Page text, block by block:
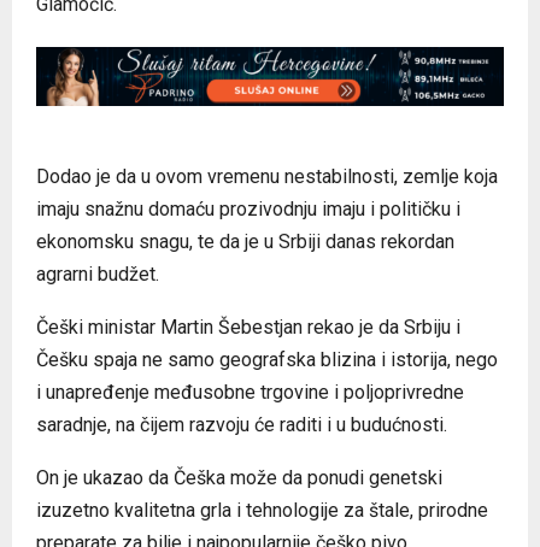
Dodao je da u ovom vremenu nestabilnosti, zemlje koja
imaju snažnu domaću prozivodnju imaju i političku i
ekonomsku snagu, te da je u Srbiji danas rekordan
agrarni budžet.
Češki ministar Martin Šebestjan rekao je da Srbiju i
Češku spaja ne samo geografska blizina i istorija, nego
i unapređenje međusobne trgovine i poljoprivredne
saradnje, na čijem razvoju će raditi i u budućnosti.
On je ukazao da Češka može da ponudi genetski
izuzetno kvalitetna grla i tehnologije za štale, prirodne
preparate za bilje i najpopularnije češko pivo.